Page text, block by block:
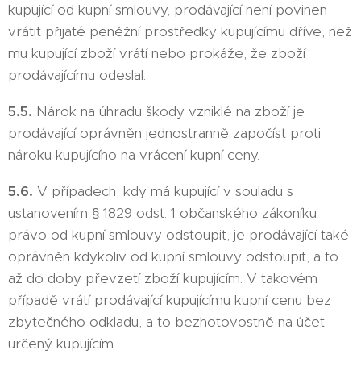
kupující od kupní smlouvy, prodávající není povinen
vrátit přijaté peněžní prostředky kupujícímu dříve, než
mu kupující zboží vrátí nebo prokáže, že zboží
prodávajícímu odeslal.
5.5. Nárok na úhradu škody vzniklé na zboží je
prodávající oprávněn jednostranně započíst proti
nároku kupujícího na vrácení kupní ceny.
5.6. V případech, kdy má kupující v souladu s
ustanovením § 1829 odst. 1 občanského zákoníku
právo od kupní smlouvy odstoupit, je prodávající také
oprávněn kdykoliv od kupní smlouvy odstoupit, a to
až do doby převzetí zboží kupujícím. V takovém
případě vrátí prodávající kupujícímu kupní cenu bez
zbytečného odkladu, a to bezhotovostně na účet
určený kupujícím.